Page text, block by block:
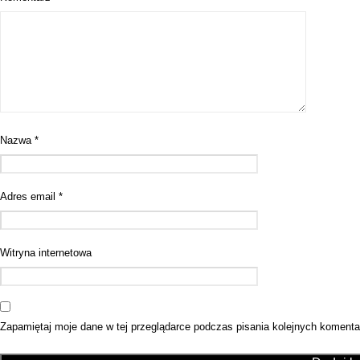
Nazwa *
Adres email *
Witryna internetowa
Zapamiętaj moje dane w tej przeglądarce podczas pisania kolejnych